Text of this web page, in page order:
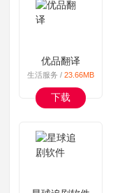
优品翻译
生活服务 / 23.66MB
下载